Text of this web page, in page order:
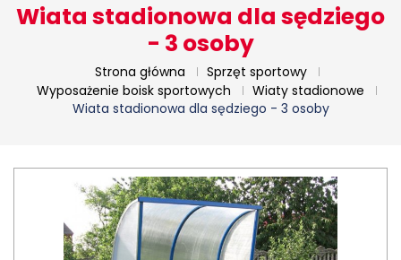
Wiata stadionowa dla sędziego
- 3 osoby
Strona główna
Sprzęt sportowy
Wyposażenie boisk sportowych
Wiaty stadionowe
Wiata stadionowa dla sędziego - 3 osoby